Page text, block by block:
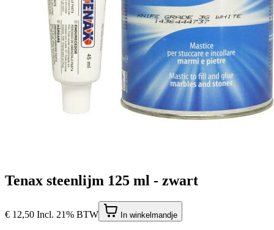
Tenax steenlijm 125 ml - zwart
€ 12,50 Incl. 21% BTW In winkelmandje